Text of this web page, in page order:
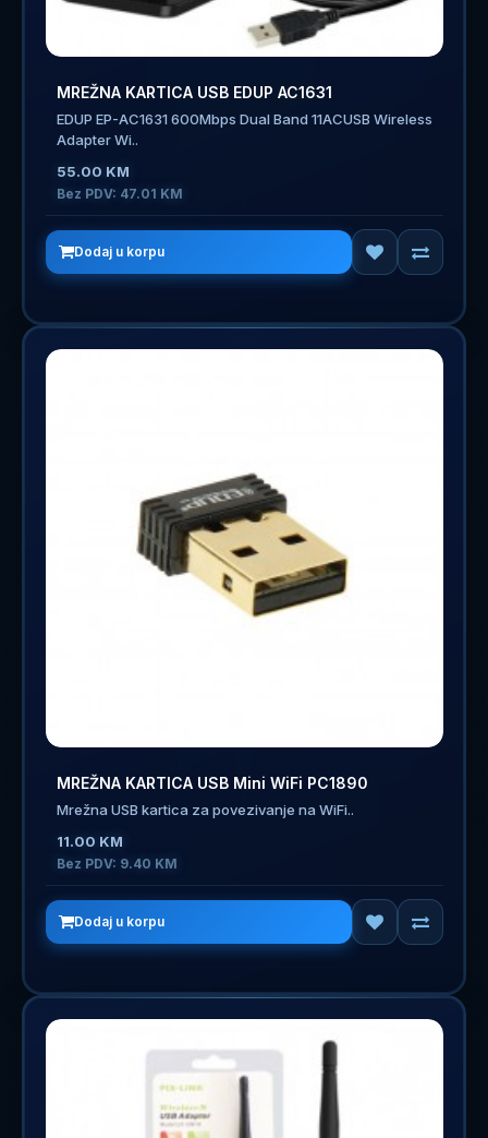
MREŽNA KARTICA USB EDUP AC1631
EDUP EP-AC1631 600Mbps Dual Band 11ACUSB Wireless
Adapter Wi..
55.00 KM
Bez PDV: 47.01 KM
Dodaj u korpu
MREŽNA KARTICA USB Mini WiFi PC1890
Mrežna USB kartica za povezivanje na WiFi..
11.00 KM
Bez PDV: 9.40 KM
Dodaj u korpu